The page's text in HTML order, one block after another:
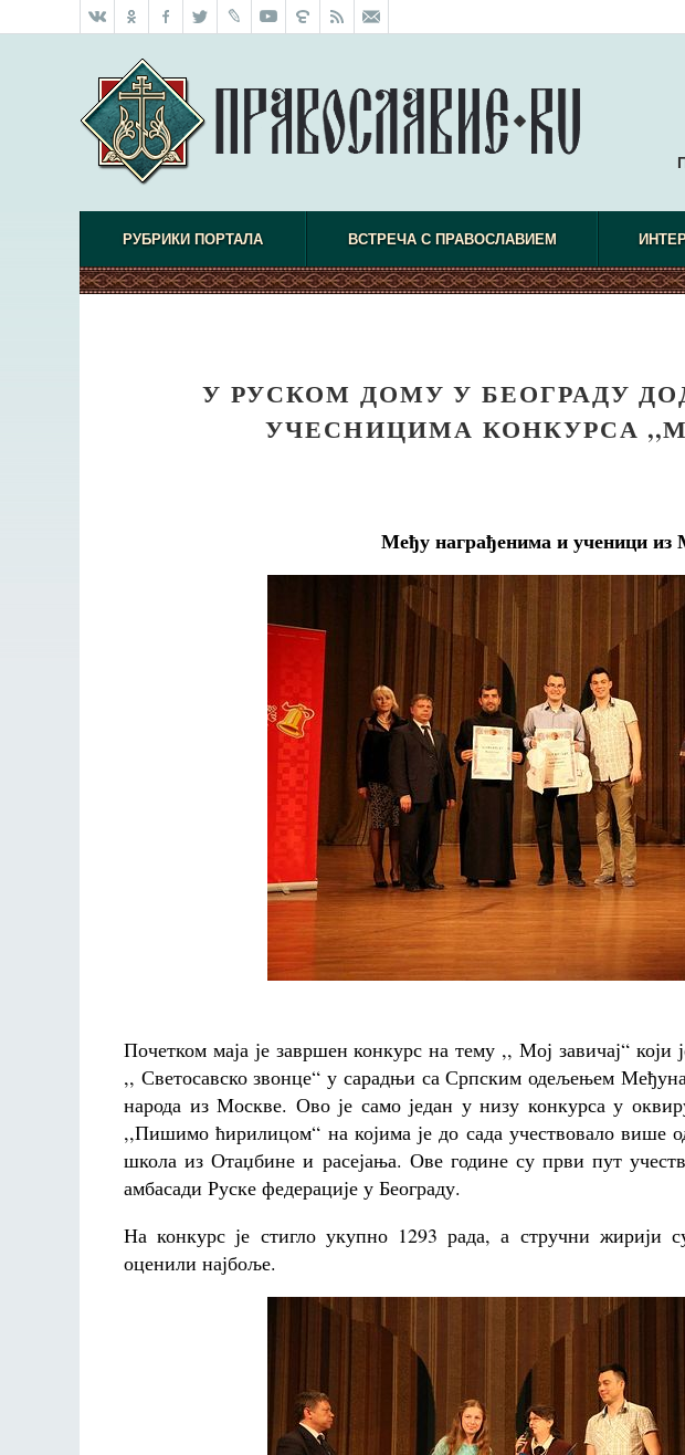
РУБРИКИ ПОРТАЛА ВСТРЕЧА С ПРАВОСЛАВИЕМ
У РУСКОМ ДОМУ У БЕОГРАДУ
УЧЕСНИЦИМА КОНКУРСА
Међу награђенима и ученици из
Почетком маја је завршен конкурс на тему ,, Мој завичај“ који
,, Светосавско звонце“ у сарадњи са Српским одељењем
народа из Москве. Ово је само један у низу конкурса у
,,Пишимо ћирилицом“ на којима је до сада учествовало више
школа из Отаџбине и расејања. Ове године су први пут
амбасади Руске федерације у Београду.
На конкурс је стигло укупно 1293 рада, а стручни
оценили најбоље.